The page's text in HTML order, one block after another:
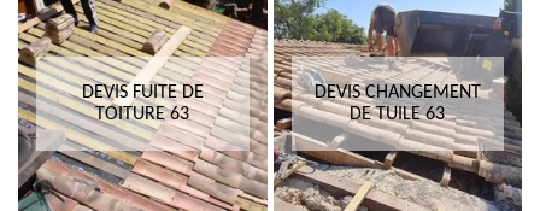
DEVIS FUITE DE
TOITURE 63
DEVIS CHANGEMENT
DE TUILE 63